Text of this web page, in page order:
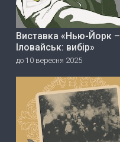
Виставка «Нью-Йорк –
Іловайськ: вибір»
до 10 вересня 2025